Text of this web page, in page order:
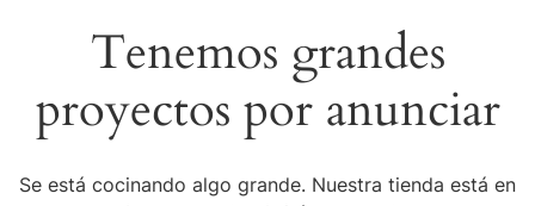
Tenemos grandes
proyectos por anunciar
Se está cocinando algo grande. Nuestra tienda está en